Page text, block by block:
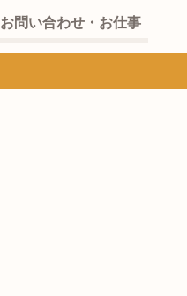
お問い合わせ・お仕事